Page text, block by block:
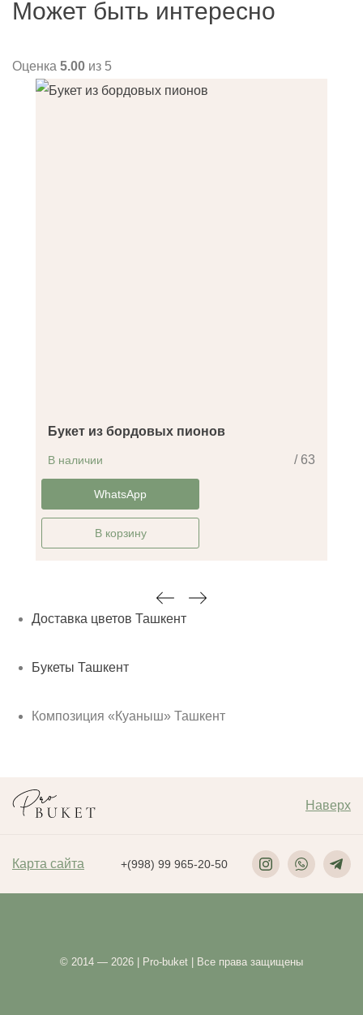
Может быть интересно
Оценка 5.00 из 5
Букет из бордовых пионов
/ 63
В наличии
-30%WhatsApp
В корзину
Доставка цветов Ташкент
Букеты Ташкент
Композиция «Куаныш» Ташкент
Наверх
Карта сайта +(998) 99 965-20-50
© 2014 — 2026 | Pro-buket | Все права защищены